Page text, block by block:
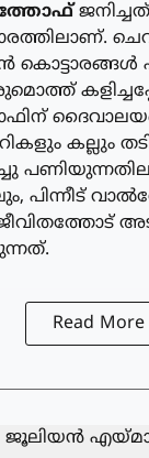
ജനിച്ചത്
കൊട്ടാരങ്ങള്‍
കല്ലും
പിന്നീട്
Read More